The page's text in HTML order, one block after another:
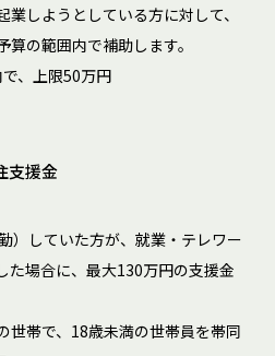
しようとしている方に対して、
の範囲内で補助します。
、上限50万円
支援金
）していた方が、就業・テレワー
た場合に、最大130万円の支援金
世帯で、18歳未満の世帯員を帯同